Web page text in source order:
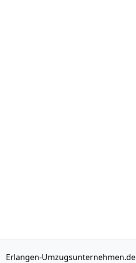
Erlangen-Umzugsunternehmen.de